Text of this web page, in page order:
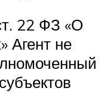
22 ФЗ «О
Агент не